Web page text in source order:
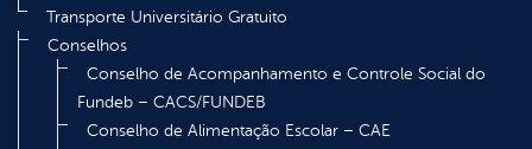
Transporte Universitário Gratuito
Conselhos
Conselho de Acompanhamento e Controle Social do
Fundeb – CACS/FUNDEB
Conselho de Alimentação Escolar – CAE